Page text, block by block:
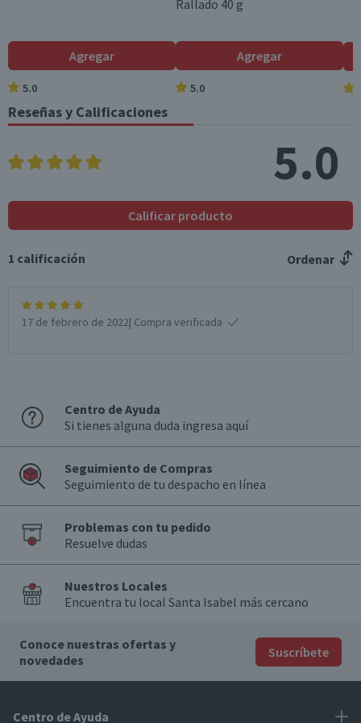
Hidratos de Carbon
o disponibles (g)
46 11,5
Azúcares totales
(g)
Fibra (g)
*Ingesta de referencia de un adulto promedio (8400 kj / 2000 kcal)
Agregar
5.0
Rallado 40 g
Agregar
5.0
Reseñas y Calificaciones
5.0
Calificar producto
1 calificación Ordenar
17 de febrero de 2022| Compra verificada
Centro de Ayuda
Si tienes alguna duda ingresa aquí
Seguimiento de Compras
Seguimiento de tu despacho en línea
Problemas con tu pedido
Resuelve dudas
Nuestros Locales
Encuentra tu local Santa Isabel más cercano
Conoce nuestras ofertas y
novedades
Suscríbete
Centro de Ayuda